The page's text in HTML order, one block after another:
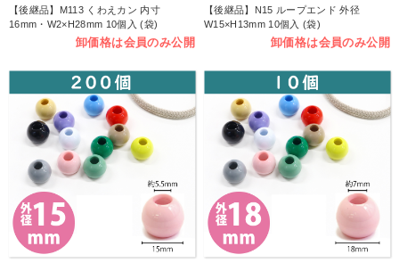
【後継品】M113 くわえカン 内寸
16mm・W2×H28mm 10個入 (袋)
卸価格は会員のみ公開
【後継品】N15 ループエンド 外径
W15×H13mm 10個入 (袋)
卸価格は会員のみ公開